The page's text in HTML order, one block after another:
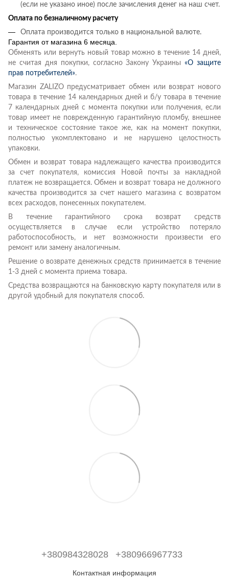
(если не указано иное) после зачисления денег на наш счет.
Оплата по безналичному расчету
Оплата производится только в национальной валюте.
Гарантия от магазина 6 месяца.
Обменять или вернуть новый товар можно в течение 14 дней,
не считая дня покупки, согласно Закону Украины«О защите
прав потребителей».
Магазин ZALIZO предусматривает обмен или возврат нового
товара в течение 14 календарных дней и б/у товара в течение
7 календарных дней с момента покупки или получения, если
товар имеет не поврежденную гарантийную пломбу, внешнее
и техническое состояние такое же, как на момент покупки,
полностью укомплектовано и не нарушено целостность
упаковки.
Обмен и возврат товара надлежащего качества производится
за счет покупателя, комиссия Новой почты за накладной
платеж не возвращается. Обмен и возврат товара не должного
качества производится за счет нашего магазина с возвратом
всех расходов, понесенных покупателем.
В течение гарантийного срока возврат средств
осуществляется в случае если устройство потеряло
работоспособность, и нет возможности произвести его
ремонт или замену аналогичным.
Решение о возврате денежных средств принимается в течение
1-3 дней с момента приема товара.
Средства возвращаются на банковскую карту покупателя или в
другой удобный для покупателя способ.
+380984328028 +380966967733
Контактная информация